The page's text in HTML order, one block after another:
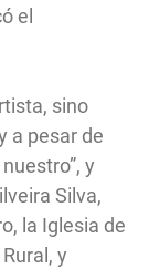
el
sino
a pesar de
y
Silva,
la Iglesia de
y